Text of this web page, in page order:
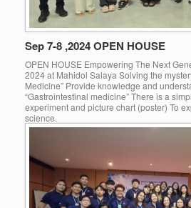
Sep 7-8 ,2024 OPEN HOUSE
OPEN HOUSE Empowering The Next
2024 at Mahidol Salaya Solving the
Medicine” Provide knowledge and
“Gastrointestinal medicine” There is a
experiment and picture chart (poster) To
science.